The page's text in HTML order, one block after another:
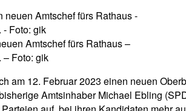
Amtschef fürs Rathaus –
– Foto: gik
am 12. Februar 2023 einen neuen
Amtsinhaber Michael Ebling